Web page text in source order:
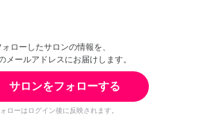
ォローしたサロンの情報を、
メールアドレスにお届けします。
サロンをフォローする
ローはログイン後に反映されます。